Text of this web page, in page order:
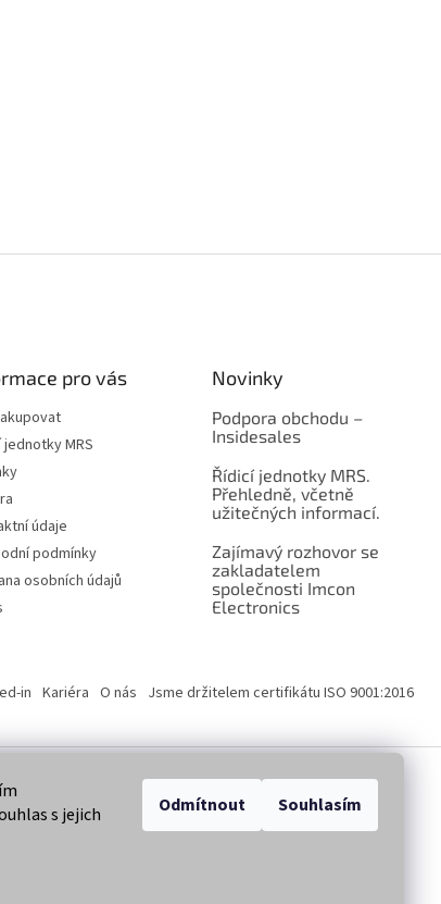
s jejich
Odmítnout Souhlasím
pro vás
jednotky MRS
údaje
podmínky
osobních údajů
Novinky
Podpora obchodu –
Insidesales
Řídicí jednotky MRS.
Přehledně, včetně
užitečných informací.
Zajímavý rozhovor se
zakladatelem
společnosti Imcon
Electronics
in Kariéra O nás Jsme držitelem certifikátu ISO 9001:2016